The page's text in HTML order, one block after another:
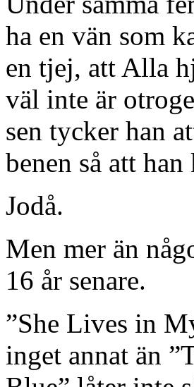
ha en vän som
en tjej, att Alla
väl inte är
sen tycker han
benen så att
Jodå.
Men mer än
16 år senare.
”She Lives in
inget annat än